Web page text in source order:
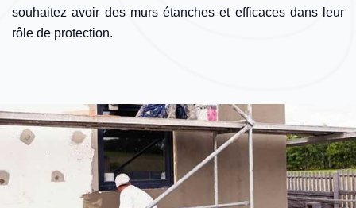
souhaitez avoir des murs étanches et efficaces dans leur
rôle de protection.